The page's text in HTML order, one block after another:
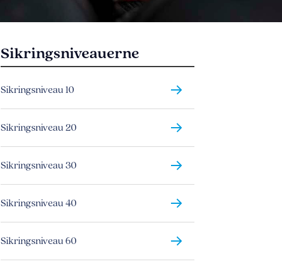
Sikringsniveauerne
Sikringsniveau 10
Sikringsniveau 20
Sikringsniveau 30
Sikringsniveau 40
Sikringsniveau 60